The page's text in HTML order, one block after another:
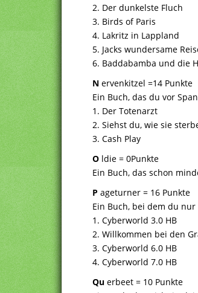
2. Der dunkelste Fluch
3. Birds of Paris
4. Lakritz in Lappland
5. Jacks wundersame
6. Baddabamba und die
N ervenkitzel =14 Punkte
Ein Buch, das du vor
1. Der Totenarzt
2. Siehst du, wie sie
3. Cash Play
O ldie = 0Punkte
Ein Buch, das schon
P ageturner = 16 Punkte
Ein Buch, bei dem du
1. Cyberworld 3.0 HB
2. Willkommen bei den
3. Cyberworld 6.0 HB
4. Cyberworld 7.0 HB
Qu erbeet = 10 Punkte